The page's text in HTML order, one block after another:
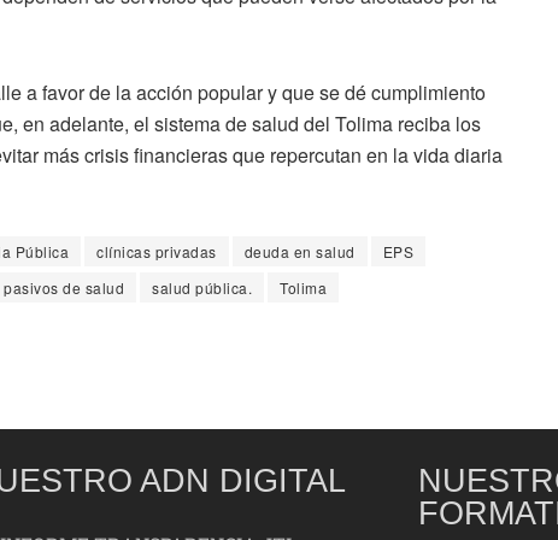
a favor de la acción popular y que se dé cumplimiento
en adelante, el sistema de salud del Tolima reciba los
más crisis financieras que repercutan en la vida diaria
Pública clínicas privadas deuda en salud
EPS
pasivos de salud salud pública.
Tolima
ADN DIGITAL